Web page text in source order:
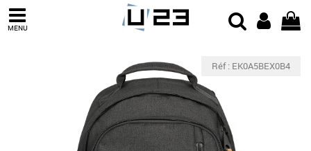
MENU
Réf : EK0A5BEX0B4